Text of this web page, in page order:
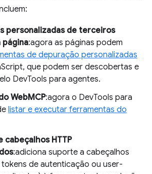
personalizadas de terceiros
página:agora as páginas podem
de depuração personalizadas
que podem ser descobertas e
DevTools para agentes.
WebMCP:agora o DevTools para
listar e executar ferramentas do
cabeçalhos HTTP
:adiciona suporte a cabeçalhos
tokens de autenticação ou user-